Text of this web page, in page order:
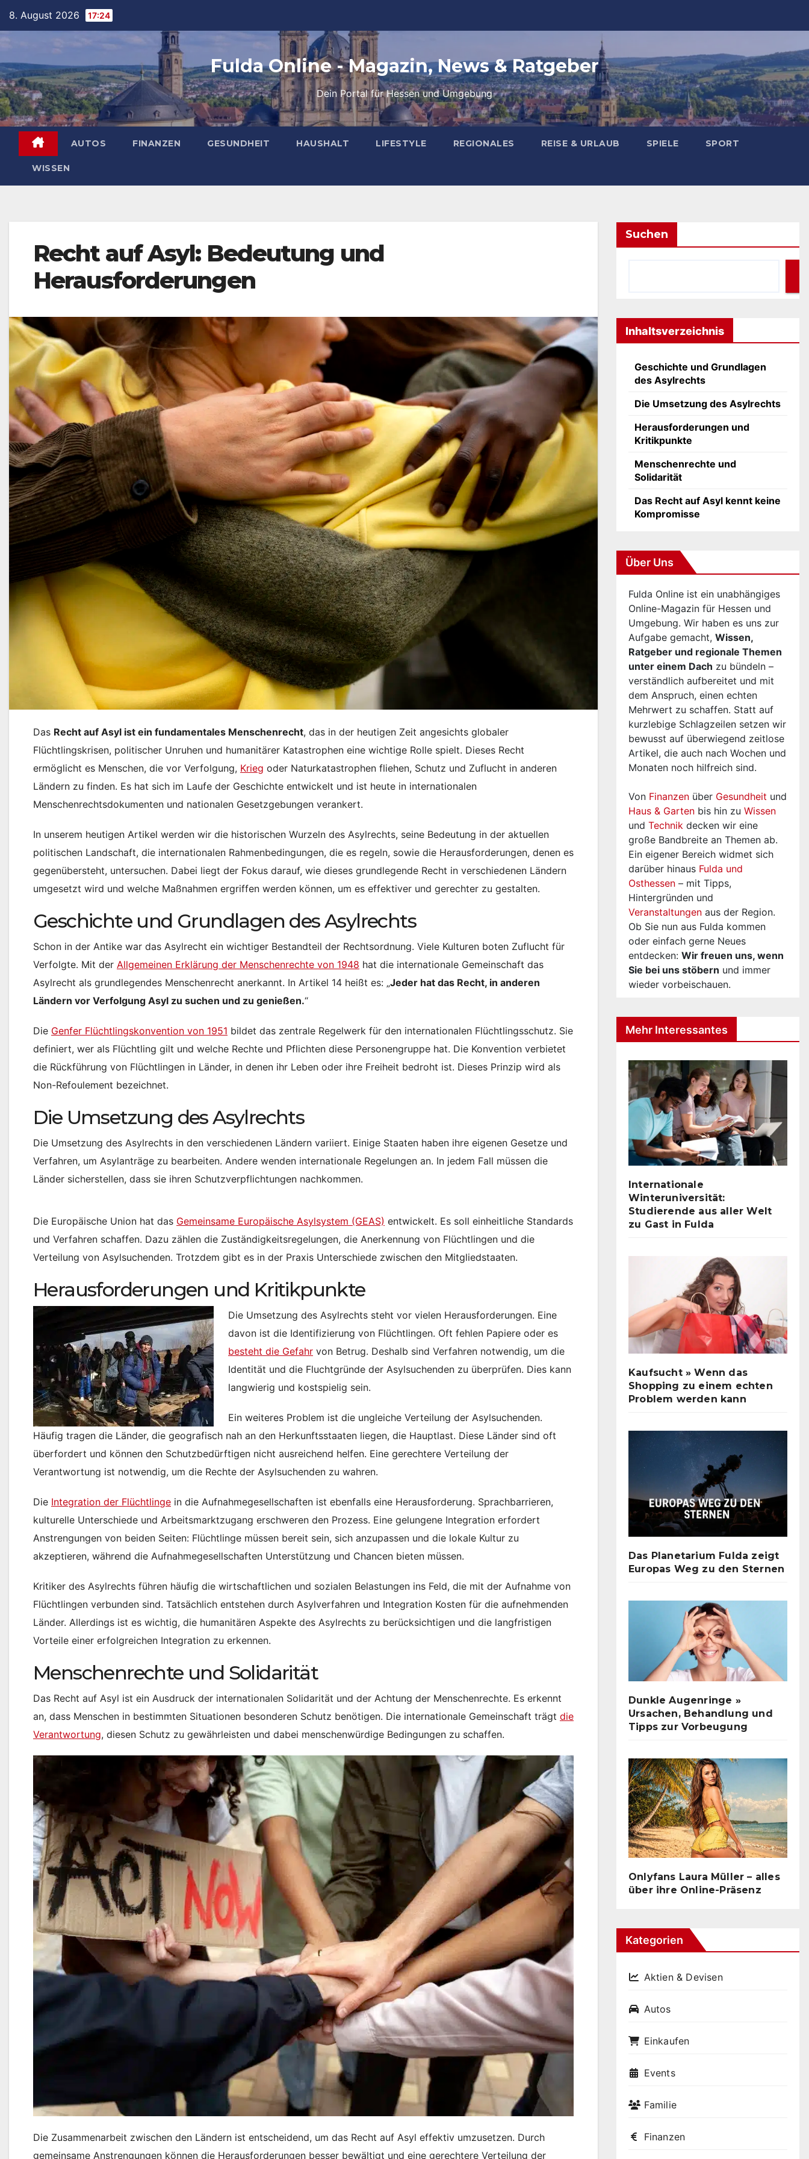
content
8. August 2026 17:24
Fulda Online - Magazin, News & Ratgeber
Dein Portal für Hessen und Umgebung
AUTOS FINANZEN GESUNDHEIT HAUSHALT LIFESTYLE REGIONALES REISE & URLAUB SPIELE SPORT
WISSEN
Recht auf Asyl: Bedeutung und
Herausforderungen
Das Recht auf Asyl ist ein fundamentales Menschenrecht, das in der heutigen Zeit angesichts globaler
Flüchtlingskrisen, politischer Unruhen und humanitärer Katastrophen eine wichtige Rolle spielt. Dieses Recht
ermöglicht es Menschen, die vor Verfolgung, Krieg oder Naturkatastrophen fliehen, Schutz und Zuflucht in anderen
Ländern zu finden. Es hat sich im Laufe der Geschichte entwickelt und ist heute in internationalen
Menschenrechtsdokumenten und nationalen Gesetzgebungen verankert.
In unserem heutigen Artikel werden wir die historischen Wurzeln des Asylrechts, seine Bedeutung in der aktuellen
politischen Landschaft, die internationalen Rahmenbedingungen, die es regeln, sowie die Herausforderungen, denen es
gegenübersteht, untersuchen. Dabei liegt der Fokus darauf, wie dieses grundlegende Recht in verschiedenen Ländern
umgesetzt wird und welche Maßnahmen ergriffen werden können, um es effektiver und gerechter zu gestalten.
Geschichte und Grundlagen des Asylrechts
Schon in der Antike war das Asylrecht ein wichtiger Bestandteil der Rechtsordnung. Viele Kulturen boten Zuflucht für
Verfolgte. Mit der Allgemeinen Erklärung der Menschenrechte von 1948 hat die internationale Gemeinschaft das
Asylrecht als grundlegendes Menschenrecht anerkannt. In Artikel 14 heißt es: „Jeder hat das Recht, in anderen
Ländern vor Verfolgung Asyl zu suchen und zu genießen.“
Die Genfer Flüchtlingskonvention von 1951 bildet das zentrale Regelwerk für den internationalen Flüchtlingsschutz. Sie
definiert, wer als Flüchtling gilt und welche Rechte und Pflichten diese Personengruppe hat. Die Konvention verbietet
die Rückführung von Flüchtlingen in Länder, in denen ihr Leben oder ihre Freiheit bedroht ist. Dieses Prinzip wird als
Non-Refoulement bezeichnet.
Die Umsetzung des Asylrechts
Die Umsetzung des Asylrechts in den verschiedenen Ländern variiert. Einige Staaten haben ihre eigenen Gesetze und
Verfahren, um Asylanträge zu bearbeiten. Andere wenden internationale Regelungen an. In jedem Fall müssen die
Länder sicherstellen, dass sie ihren Schutzverpflichtungen nachkommen.
Die Europäische Union hat das Gemeinsame Europäische Asylsystem (GEAS) entwickelt. Es soll einheitliche Standards
und Verfahren schaffen. Dazu zählen die Zuständigkeitsregelungen, die Anerkennung von Flüchtlingen und die
Verteilung von Asylsuchenden. Trotzdem gibt es in der Praxis Unterschiede zwischen den Mitgliedstaaten.
Herausforderungen und Kritikpunkte
Die Umsetzung des Asylrechts steht vor vielen Herausforderungen. Eine
davon ist die Identifizierung von Flüchtlingen. Oft fehlen Papiere oder es
besteht die Gefahr von Betrug. Deshalb sind Verfahren notwendig, um die
Identität und die Fluchtgründe der Asylsuchenden zu überprüfen. Dies kann
langwierig und kostspielig sein.
Ein weiteres Problem ist die ungleiche Verteilung der Asylsuchenden.
Häufig tragen die Länder, die geografisch nah an den Herkunftsstaaten liegen, die Hauptlast. Diese Länder sind oft
überfordert und können den Schutzbedürftigen nicht ausreichend helfen. Eine gerechtere Verteilung der
Verantwortung ist notwendig, um die Rechte der Asylsuchenden zu wahren.
Die Integration der Flüchtlinge in die Aufnahmegesellschaften ist ebenfalls eine Herausforderung. Sprachbarrieren,
kulturelle Unterschiede und Arbeitsmarktzugang erschweren den Prozess. Eine gelungene Integration erfordert
Anstrengungen von beiden Seiten: Flüchtlinge müssen bereit sein, sich anzupassen und die lokale Kultur zu
akzeptieren, während die Aufnahmegesellschaften Unterstützung und Chancen bieten müssen.
Kritiker des Asylrechts führen häufig die wirtschaftlichen und sozialen Belastungen ins Feld, die mit der Aufnahme von
Flüchtlingen verbunden sind. Tatsächlich entstehen durch Asylverfahren und Integration Kosten für die aufnehmenden
Länder. Allerdings ist es wichtig, die humanitären Aspekte des Asylrechts zu berücksichtigen und die langfristigen
Vorteile einer erfolgreichen Integration zu erkennen.
Menschenrechte und Solidarität
Das Recht auf Asyl ist ein Ausdruck der internationalen Solidarität und der Achtung der Menschenrechte. Es erkennt
an, dass Menschen in bestimmten Situationen besonderen Schutz benötigen. Die internationale Gemeinschaft trägt die
Verantwortung, diesen Schutz zu gewährleisten und dabei menschenwürdige Bedingungen zu schaffen.
Die Zusammenarbeit zwischen den Ländern ist entscheidend, um das Recht auf Asyl effektiv umzusetzen. Durch
gemeinsame Anstrengungen können die Herausforderungen besser bewältigt und eine gerechtere Verteilung der
Suchen
Inhaltsverzeichnis
Geschichte und Grundlagen
des Asylrechts
Die Umsetzung des Asylrechts
Herausforderungen und
Kritikpunkte
Menschenrechte und
Solidarität
Das Recht auf Asyl kennt keine
Kompromisse
Über Uns
Fulda Online ist ein unabhängiges
Online-Magazin für Hessen und
Umgebung. Wir haben es uns zur
Aufgabe gemacht, Wissen,
Ratgeber und regionale Themen
unter einem Dach zu bündeln –
verständlich aufbereitet und mit
dem Anspruch, einen echten
Mehrwert zu schaffen. Statt auf
kurzlebige Schlagzeilen setzen wir
bewusst auf überwiegend zeitlose
Artikel, die auch nach Wochen und
Monaten noch hilfreich sind.
Von Finanzen über Gesundheit und
Haus & Garten bis hin zu Wissen
und Technik decken wir eine
große Bandbreite an Themen ab.
Ein eigener Bereich widmet sich
darüber hinaus Fulda und
Osthessen – mit Tipps,
Hintergründen und
Veranstaltungen aus der Region.
Ob Sie nun aus Fulda kommen
oder einfach gerne Neues
entdecken: Wir freuen uns, wenn
Sie bei uns stöbern und immer
wieder vorbeischauen.
Mehr Interessantes
Internationale
Winteruniversität:
Studierende aus aller Welt
zu Gast in Fulda
Kaufsucht » Wenn das
Shopping zu einem echten
Problem werden kann
Das Planetarium Fulda zeigt
Europas Weg zu den Sternen
Dunkle Augenringe »
Ursachen, Behandlung und
Tipps zur Vorbeugung
Onlyfans Laura Müller – alles
über ihre Online-Präsenz
Kategorien
Aktien & Devisen
Autos
Einkaufen
Events
Familie
Finanzen